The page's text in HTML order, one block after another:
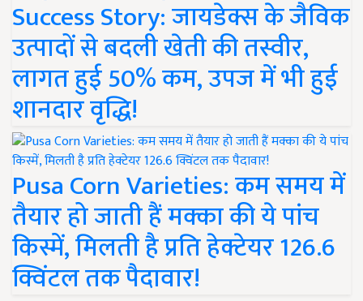
Success Story: जायडेक्स के जैविक
उत्पादों से बदली खेती की तस्वीर,
लागत हुई 50% कम, उपज में भी हुई
शानदार वृद्धि!
Pusa Corn Varieties: कम समय में
तैयार हो जाती हैं मक्का की ये पांच
किस्में, मिलती है प्रति हेक्टेयर 126.6
क्विंटल तक पैदावार!